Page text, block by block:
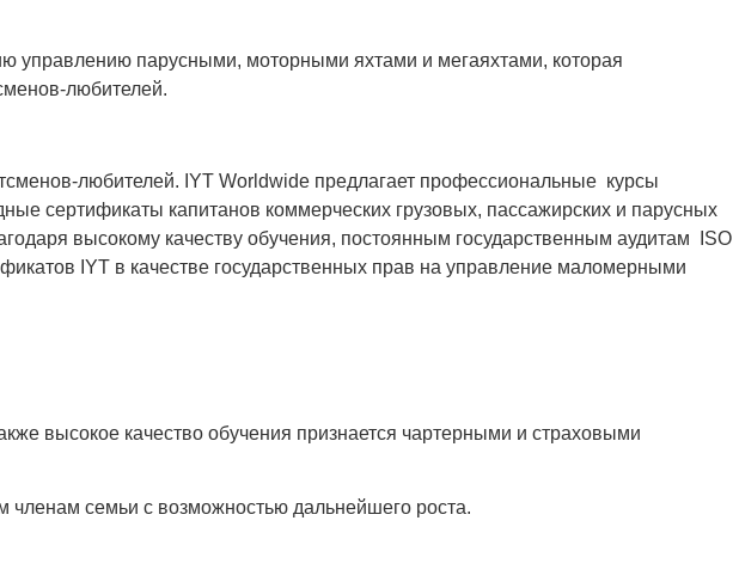
управлению парусными, моторными яхтами и мегаяхтами, которая
любителей.
любителей. IYT Worldwide предлагает профессиональные курсы
сертификаты капитанов коммерческих грузовых, пассажирских и парусных
высокому качеству обучения, постоянным государственным аудитам ISO
IYT в качестве государственных прав на управление маломерными
высокое качество обучения признается чартерными и страховыми
членам семьи с возможностью дальнейшего роста.